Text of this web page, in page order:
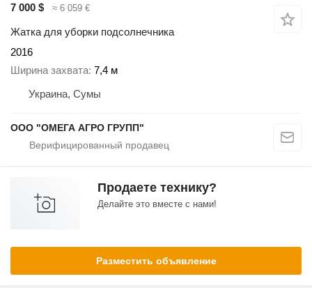
7 000 $
≈ 6 059 €
Жатка для уборки подсолнечника
2016
Ширина захвата 7,4 м
Украина, Сумы
ООО "ОМЕГА АГРО ГРУПП"
Продаете технику?
Делайте это вместе с нами!
Разместить объявление